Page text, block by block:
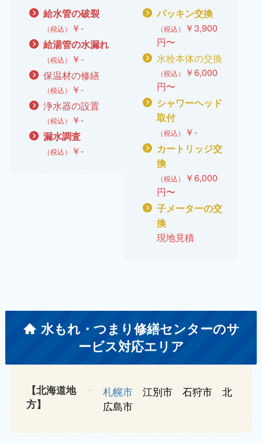
給水管の破裂
（税込） ￥‐
給湯管の水漏れ
（税込） ￥‐
保温材の修繕
（税込） ￥‐
浄水器の設置
（税込） ￥‐
漏水調査
（税込） ￥‐
パッキン交換
（税込） ￥3,900
円〜
水栓本体の交換
（税込） ￥6,000
円〜
シャワーヘッド
取付
（税込） ￥‐
カートリッジ交
換
（税込） ￥6,000
円〜
子メーターの交
換
現地見積
水もれ・つまり修繕センターのサ
ービス対応エリア
【北海道地
方】
札幌市江別市 石狩市 北
広島市